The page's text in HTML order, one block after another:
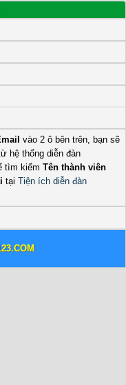
vào 2 ô bên trên, bạn sẽ
hệ thống diễn đàn
tìm kiếm Tên thành viên
tại Tiện ích diễn đàn